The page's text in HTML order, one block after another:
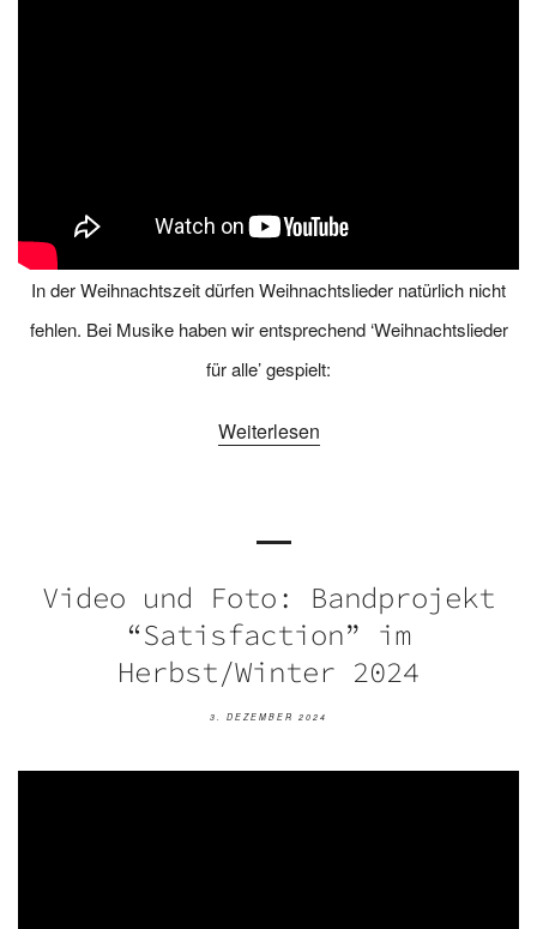
In der Weihnachtszeit dürfen Weihnachtslieder natürlich nicht
fehlen. Bei Musike haben wir entsprechend ‘Weihnachtslieder
für alle’ gespielt:
Weiterlesen
Video und Foto: Bandprojekt
“Satisfaction” im
Herbst/Winter 2024
3. DEZEMBER 2024